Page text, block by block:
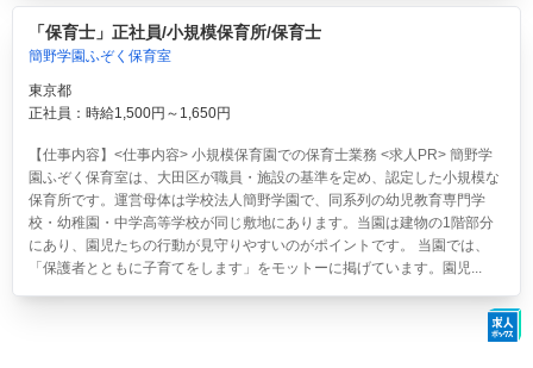
「保育士」正社員/小規模保育所/保育士
簡野学園ふぞく保育室
東京都
正社員：時給1,500円～1,650円
【仕事内容】<仕事内容> 小規模保育園での保育士業務 <求人PR> 簡野学
園ふぞく保育室は、大田区が職員・施設の基準を定め、認定した小規模な
保育所です。運営母体は学校法人簡野学園で、同系列の幼児教育専門学
校・幼稚園・中学高等学校が同じ敷地にあります。当園は建物の1階部分
にあり、園児たちの行動が見守りやすいのがポイントです。 当園では、
「保護者とともに子育てをします」をモットーに掲げています。園児...